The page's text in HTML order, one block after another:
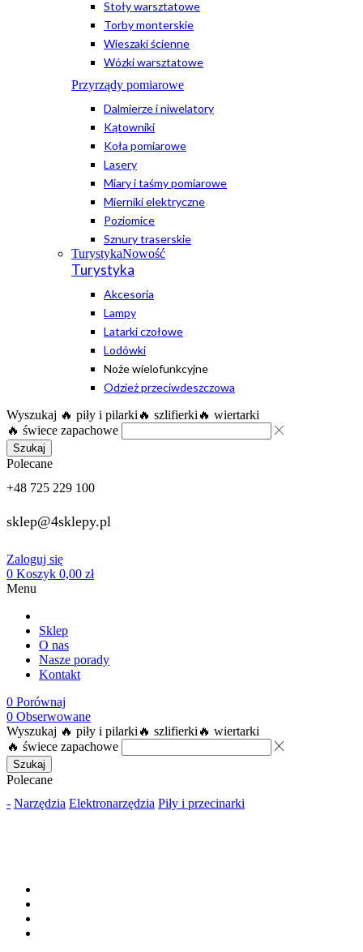
Stoły warsztatowe
Torby monterskie
Wieszaki ścienne
Wózki warsztatowe
Przyrządy pomiarowe
Dalmierze i niwelatory
Kątowniki
Koła pomiarowe
Lasery
Miary i taśmy pomiarowe
Mierniki elektryczne
Poziomice
Sznury traserskie
TurystykaNowość
Turystyka
Akcesoria
Lampy
Latarki czołowe
Lodówki
Noże wielofunkcyjne
Odzież przeciwdeszczowa
Wyszukaj 🔥 piły i pilarki 🔥 szlifierki 🔥 wiertarki
🔥 świece zapachowe
Szukaj
Polecane
+48 725 229 100
sklep@4sklepy.pl
Zaloguj się
0 Koszyk 0,00 zł
Menu
Sklep
O nas
Nasze porady
Kontakt
0 Porównaj
0 Obserwowane
Wyszukaj 🔥 piły i pilarki 🔥 szlifierki 🔥 wiertarki
🔥 świece zapachowe
Szukaj
Polecane
- Narzędzia Elektronarzędzia Piły i przecinarki